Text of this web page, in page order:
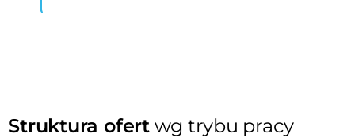
Struktura ofertwg trybu pracy